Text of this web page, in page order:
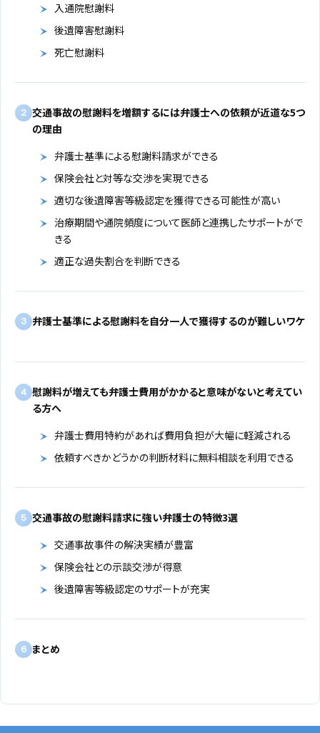
入通院慰謝料
後遺障害慰謝料
死亡慰謝料
2 交通事故の慰謝料を増額するには弁護士への依頼が近道な5つ
の理由
弁護士基準による慰謝料請求ができる
保険会社と対等な交渉を実現できる
適切な後遺障害等級認定を獲得できる可能性が高い
治療期間や通院頻度について医師と連携したサポートがで
きる
適正な過失割合を判断できる
3 弁護士基準による慰謝料を自分一人で獲得するのが難しいワケ
4 慰謝料が増えても弁護士費用がかかると意味がないと考えてい
る方へ
弁護士費用特約があれば費用負担が大幅に軽減される
依頼すべきかどうかの判断材料に無料相談を利用できる
5 交通事故の慰謝料請求に強い弁護士の特徴3選
交通事故事件の解決実績が豊富
保険会社との示談交渉が得意
後遺障害等級認定のサポートが充実
6 まとめ